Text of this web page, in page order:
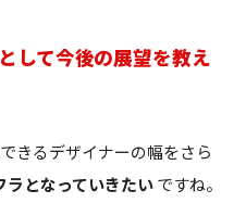
て今後の展望を教え
きるデザイナーの幅をさら
ラとなっていきたいですね。